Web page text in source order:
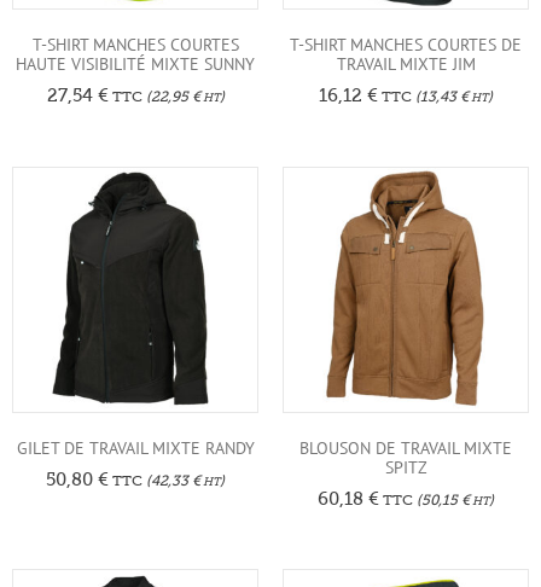
T-SHIRT MANCHES COURTES
HAUTE VISIBILITÉ MIXTE SUNNY
27,54 €TTC(22,95 €HT)
T-SHIRT MANCHES COURTES DE
TRAVAIL MIXTE JIM
16,12 € TTC (13,43 €HT)
GILET DE TRAVAIL MIXTE RANDY
50,80 € TTC (42,33 €HT)
BLOUSON DE TRAVAIL MIXTE
SPITZ
60,18 € TTC (50,15 €HT)